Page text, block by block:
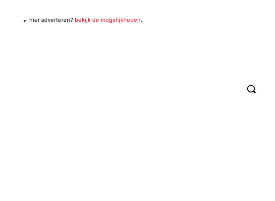
⬐ hier adverteren? bekijk de mogelijkheden.